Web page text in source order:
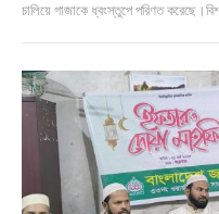
চালিয়ে গাজাকে ধ্বংস্তুপে পরিণত